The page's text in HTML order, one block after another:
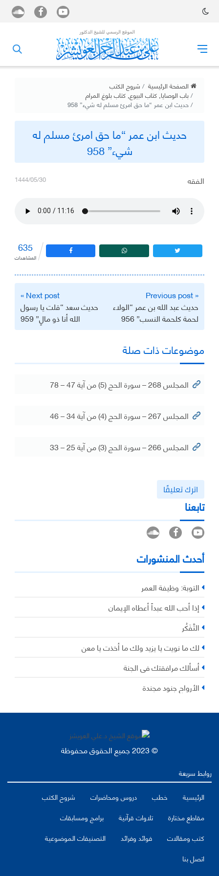
الصفحة الرئيسية شروح الكتب
باب الوصايا, كتاب البيوع,كتاب بلوغ المرام
حديث ابن عمر “ما حق امرئ مسلم له شيء” 958
حديث ابن عمر “ما حق امرئ مسلم له
شيء” 958
1444/05/30 الفقه
635
المشاهدات
تصفّح
المقالات
« Previous post
حديث عبد الله بن عمر “الولاء
لحمة كلحمة النسب” 956
Next post »
حديث سعد “قلت يا رسول
الله أنا ذو مالٍ” 959
موضوعات ذات صلة
المجلس 268 – سورة الحج (5) من آية 47 – 78
المجلس 267 – سورة الحج (4) من آية 34 – 46
المجلس 266 – سورة الحج (3) من آية 25 – 33
اترك تعليقًا
تابعنا
أحدث المنشورات
التوبة: وظيفة العمر
إذا أحب الله عبداً أعطاه الإيمان
التَّفَكُر
لك ما نويت يا يزيد ولك ما أخذت يا معن
أسألك مرافقتك في الجنة
الأرواح جنود مجندة
© 2023 جميع الحقوق محفوظة
روابط سريعة
الرئيسية
خطب دروس ومحاضرات
شروح الكتب
مقاطع مختارة
تلاوات قرآنية
برامج ومسابقات
كتب ومقالات
فوائد وفرائد
التصنيفات الموضوعية
اتصل بنا